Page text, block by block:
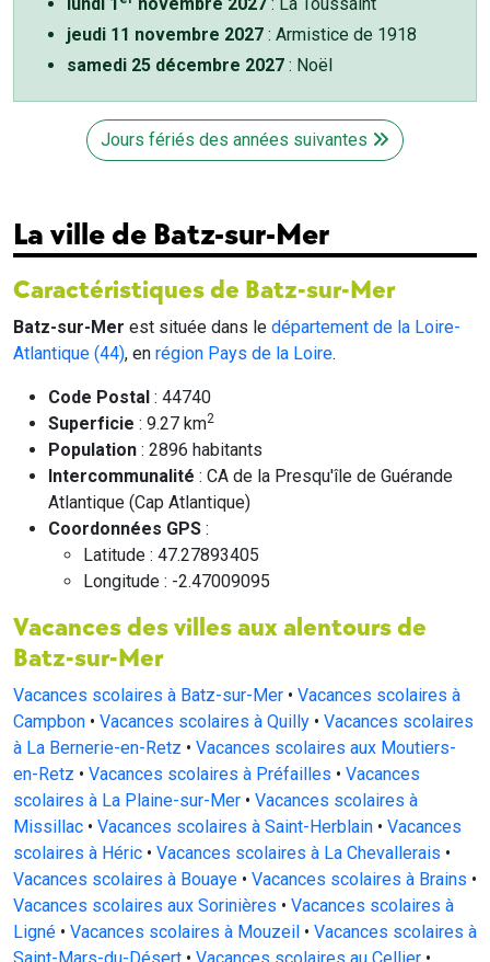
jeudi 11 novembre 2027 : Armistice de 1918
samedi 25 décembre 2027 : Noël
Jours fériés des années suivantes
La ville de Batz-sur-Mer
Caractéristiques de Batz-sur-Mer
Batz-sur-Mer est située dans le département de la Loire-
Atlantique (44), en région Pays de la Loire.
Code Postal : 44740
Superficie : 9.27 km2
Population : 2896 habitants
Intercommunalité : CA de la Presqu'île de Guérande
Atlantique (Cap Atlantique)
Coordonnées GPS :
Latitude : 47.27893405
Longitude : -2.47009095
Vacances des villes aux alentours de
Batz-sur-Mer
Vacances scolaires à Batz-sur-Mer • Vacances scolaires à
Campbon • Vacances scolaires à Quilly • Vacances scolaires
à La Bernerie-en-Retz • Vacances scolaires aux Moutiers-
en-Retz • Vacances scolaires à Préfailles • Vacances
scolaires à La Plaine-sur-Mer • Vacances scolaires à
Missillac • Vacances scolaires à Saint-Herblain • Vacances
scolaires à Héric • Vacances scolaires à La Chevallerais •
Vacances scolaires à Bouaye • Vacances scolaires à Brains •
Vacances scolaires aux Sorinières • Vacances scolaires à
Ligné • Vacances scolaires à Mouzeil • Vacances scolaires à